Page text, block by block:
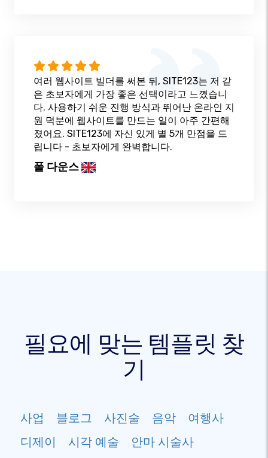
여러 웹사이트 빌더를 써본 뒤, SITE123는 저 같
은 초보자에게 가장 좋은 선택이라고 느꼈습니
다. 사용하기 쉬운 진행 방식과 뛰어난 온라인 지
원 덕분에 웹사이트를 만드는 일이 아주 간편해
졌어요. SITE123에 자신 있게 별 5개 만점을 드
립니다 - 초보자에게 완벽합니다.
폴 다운스
필요에 맞는 템플릿 찾
기
사업 블로그 사진술 음악
여행사
디제이
시각 예술
안마 시술사